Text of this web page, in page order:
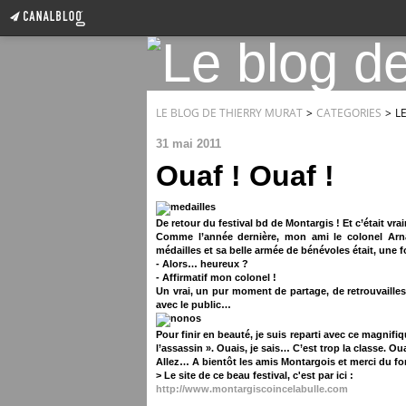
LE BLOG DE THIERRY MURAT > CATEGORIES >
31 mai 2011
Ouaf ! Ouaf !
De retour du festival bd de Montargis ! Et c’était
Comme l’année dernière, mon ami le colonel
médailles et sa belle armée de bénévoles était,
- Alors… heureux ?
- Affirmatif mon colonel !
Un vrai, un pur moment de partage, de
avec le public…
Pour finir en beauté, je suis reparti avec ce
l’assassin ». Ouais, je sais… C’est trop la classe.
Allez… A bientôt les amis Montargois et merci du
> Le site de ce beau festival, c'est par ici :
http://www.montargiscoincelabulle.com